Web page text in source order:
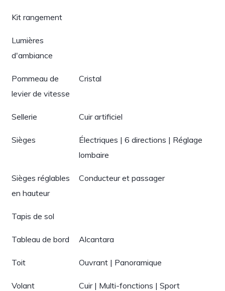
Kit rangement
Lumières
d'ambiance
Pommeau de
levier de vitesse
Cristal
Sellerie Cuir artificiel
Sièges
Électriques | 6 directions | Réglage
lombaire
Sièges réglables
en hauteur
Conducteur et passager
Tapis de sol
Tableau de bord Alcantara
Toit Ouvrant | Panoramique
Volant Cuir | Multi-fonctions | Sport